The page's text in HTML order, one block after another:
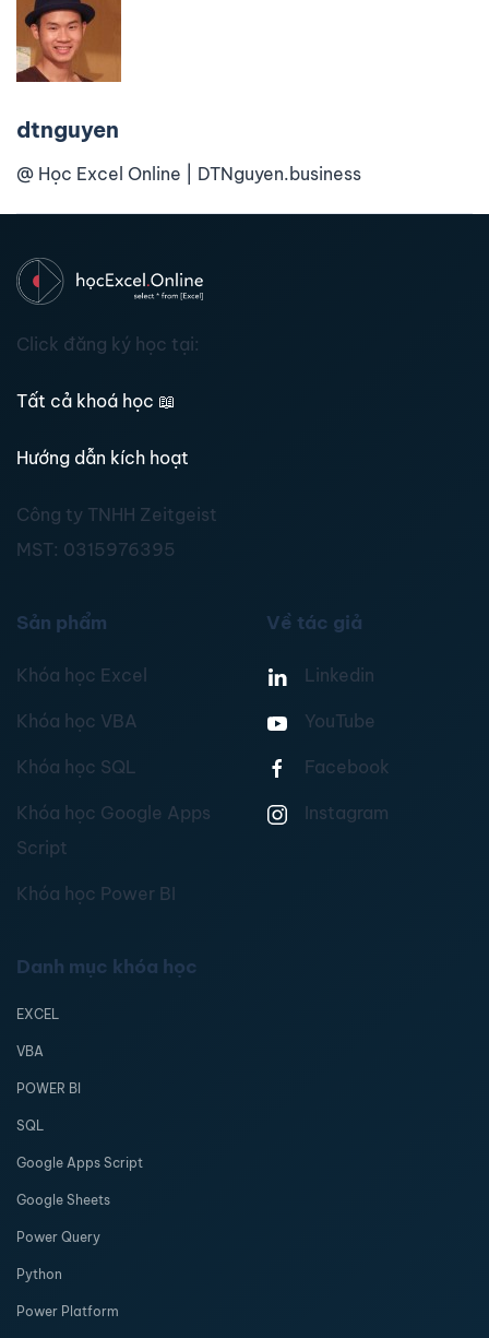
dtnguyen
@ Học Excel Online | DTNguyen.business
Click đăng ký học tại:
Tất cả khoá học 📖
Hướng dẫn kích hoạt
Công ty TNHH Zeitgeist
MST: 0315976395
Sản phẩm
Khóa học Excel
Khóa học VBA
Khóa học SQL
Khóa học Google Apps
Script
Khóa học Power BI
Về tác giả
Linkedin
YouTube
Facebook
Instagram
Danh mục khóa học
EXCEL
VBA
POWER BI
SQL
Google Apps Script
Google Sheets
Power Query
Python
Power Platform